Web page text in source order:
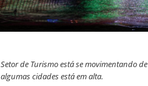
Setor de Turismo está se movimentando
algumas cidades está em alta.